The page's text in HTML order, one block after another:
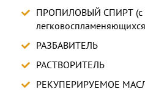
ПРОПИЛОВЫЙ СПИРТ (с
РАЗБАВИТЕЛЬ
РАСТВОРИТЕЛЬ
РЕКУПЕРИРУЕМОЕ